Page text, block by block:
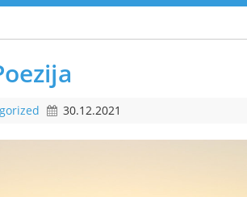
30.12.2021